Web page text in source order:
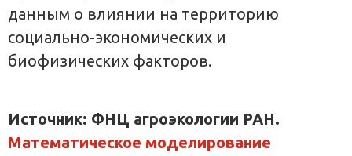
данным о влиянии на территорию
социально-экономических и
биофизических факторов.
Источник: ФНЦ агроэкологии РАН.
Математическое моделирование